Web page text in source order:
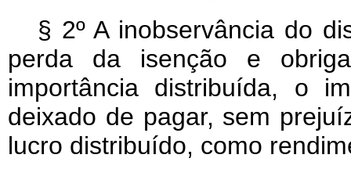
§ 2º A inobservância do
perda da isenção e
importância distribuída, o
deixado de pagar, sem
lucro distribuído, como